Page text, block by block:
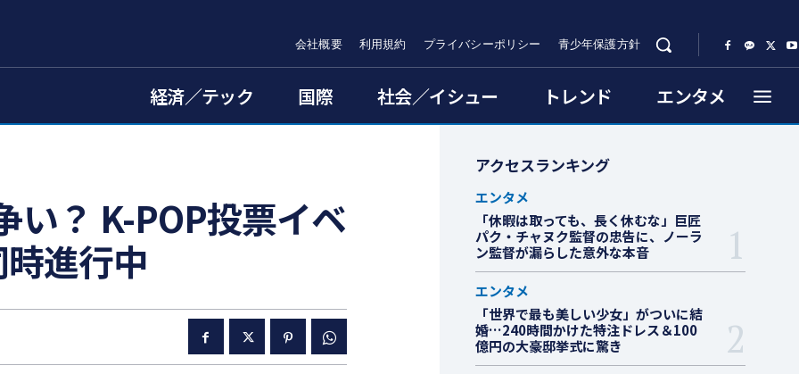
会社概要 利用規約 プライバシーポリシー 青少年保護方針
経済／テック 国際 社会／イシュー トレンド エンタメ
い？ K-POP投票イベ
進行中
アクセスランキング
エンタメ
「休暇は取っても、長く休むな」巨匠
パク・チャヌク監督の忠告に、ノーラ
ン監督が漏らした意外な本音
エンタメ
「世界で最も美しい少女」がついに結
婚…240時間かけた特注ドレス＆100
億円の大豪邸挙式に驚き